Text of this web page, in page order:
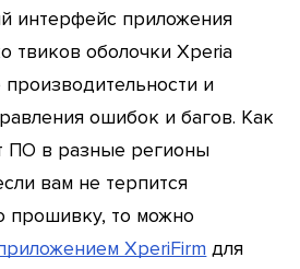
интерфейс приложения
твиков оболочки Xperia
и
ошибок и багов. Как
ПО в разные регионы
вам не терпится
прошивку, то можно
XperiFirm для